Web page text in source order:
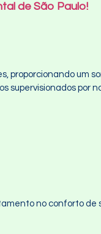
de São Paulo!
um
supervisionados por
no conforto de